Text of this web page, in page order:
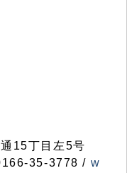
15丁目左5号
35-3778 / w